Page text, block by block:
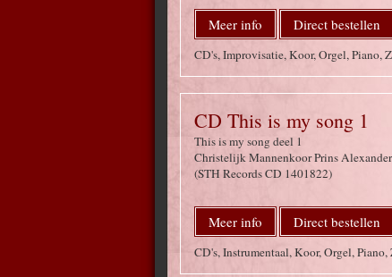
Meer info Direct bestellen
CD's, Improvisatie, Koor, Orgel, Piano,
CD This is my song 1
This is my song deel 1
Christelijk Mannenkoor Prins
(STH Records CD 1401822)
Meer info Direct bestellen
CD's, Instrumentaal, Koor, Orgel,